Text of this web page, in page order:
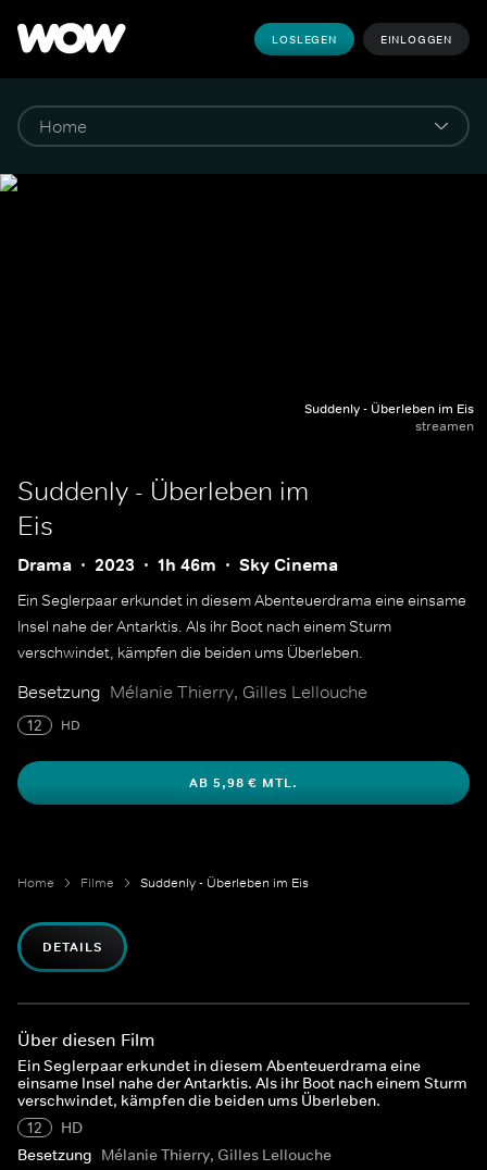
LOSLEGEN EINLOGGEN
Suddenly - Überleben im Eis
streamen
Suddenly - Überleben im
Eis
Drama 2023 1h 46m Sky Cinema
Ein Seglerpaar erkundet in diesem Abenteuerdrama eine einsame
Insel nahe der Antarktis. Als ihr Boot nach einem Sturm
verschwindet, kämpfen die beiden ums Überleben.
Besetzung Mélanie Thierry, Gilles Lellouche
12 HD
AB 5,98 € MTL.
Home Filme Suddenly - Überleben im Eis
DETAILS
Über diesen Film
Ein Seglerpaar erkundet in diesem Abenteuerdrama eine
einsame Insel nahe der Antarktis. Als ihr Boot nach einem Sturm
verschwindet, kämpfen die beiden ums Überleben.
12
HD
Besetzung Mélanie Thierry, Gilles Lellouche